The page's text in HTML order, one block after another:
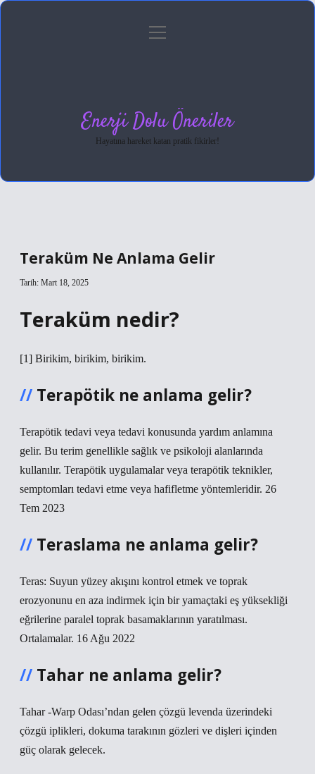
Gizlilik Politikası
menüyü
Enerji Dolu Öneriler
Hayatına hareket katan pratik fikirler!
Teraküm Ne Anlama Gelir
Tarih: Mart 18, 2025
Teraküm nedir?
[1] Birikim, birikim, birikim.
Terapötik ne anlama gelir?
Terapötik tedavi veya tedavi konusunda yardım anlamına
gelir. Bu terim genellikle sağlık ve psikoloji alanlarında
kullanılır. Terapötik uygulamalar veya terapötik teknikler,
semptomları tedavi etme veya hafifletme yöntemleridir. 26
Tem 2023
Teraslama ne anlama gelir?
Teras: Suyun yüzey akışını kontrol etmek ve toprak
erozyonunu en aza indirmek için bir yamaçtaki eş yüksekliği
eğrilerine paralel toprak basamaklarının yaratılması.
Ortalamalar. 16 Ağu 2022
Tahar ne anlama gelir?
Tahar -Warp Odası’ndan gelen çözgü levenda üzerindeki
çözgü iplikleri, dokuma tarakının gözleri ve dişleri içinden
güç olarak gelecek.